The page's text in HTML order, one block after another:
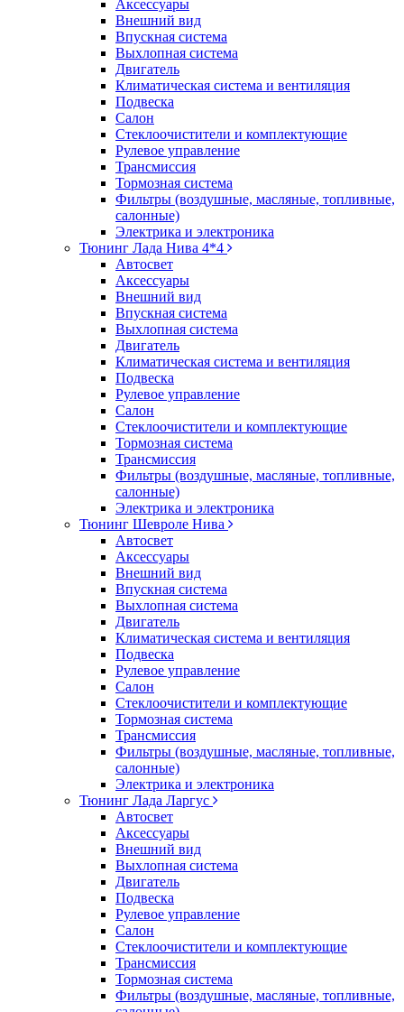
Аксессуары
Внешний вид
Впускная система
Выхлопная система
Двигатель
Климатическая система и вентиляция
Подвеска
Салон
Стеклоочистители и комплектующие
Рулевое управление
Трансмиссия
Тормозная система
Фильтры (воздушные, масляные, топливные,
салонные)
Электрика и электроника
Тюнинг Лада Нива 4*4
Автосвет
Аксессуары
Внешний вид
Впускная система
Выхлопная система
Двигатель
Климатическая система и вентиляция
Подвеска
Рулевое управление
Салон
Стеклоочистители и комплектующие
Тормозная система
Трансмиссия
Фильтры (воздушные, масляные, топливные,
салонные)
Электрика и электроника
Тюнинг Шевроле Нива
Автосвет
Аксессуары
Внешний вид
Впускная система
Выхлопная система
Двигатель
Климатическая система и вентиляция
Подвеска
Рулевое управление
Салон
Стеклоочистители и комплектующие
Тормозная система
Трансмиссия
Фильтры (воздушные, масляные, топливные,
салонные)
Электрика и электроника
Тюнинг Лада Ларгус
Автосвет
Аксессуары
Внешний вид
Выхлопная система
Двигатель
Подвеска
Рулевое управление
Салон
Стеклоочистители и комплектующие
Трансмиссия
Тормозная система
Фильтры (воздушные, масляные, топливные,